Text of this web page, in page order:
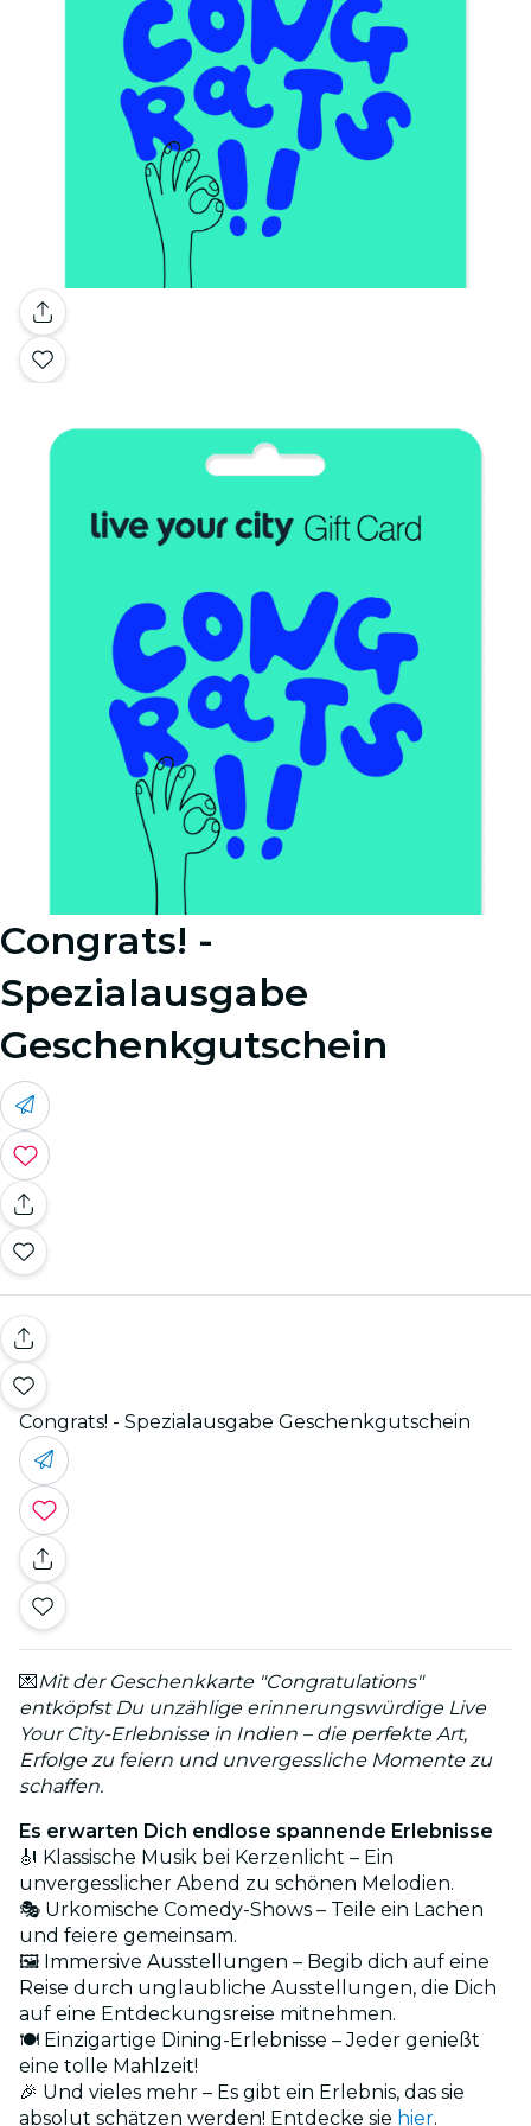
Congrats! -
Spezialausgabe
Geschenkgutschein
Congrats! - Spezialausgabe Geschenkgutschein
💌Mit der Geschenkkarte "Congratulations"
entköpfst Du unzählige erinnerungswürdige Live
Your City-Erlebnisse in Indien – die perfekte Art,
Erfolge zu feiern und unvergessliche Momente zu
schaffen.
Es erwarten Dich endlose spannende Erlebnisse
🎻 Klassische Musik bei Kerzenlicht – Ein
unvergesslicher Abend zu schönen Melodien.
🎭 Urkomische Comedy-Shows – Teile ein Lachen
und feiere gemeinsam.
🖼️ Immersive Ausstellungen – Begib dich auf eine
Reise durch unglaubliche Ausstellungen, die Dich
auf eine Entdeckungsreise mitnehmen.
🍽️ Einzigartige Dining-Erlebnisse – Jeder genießt
eine tolle Mahlzeit!
🎉 Und vieles mehr – Es gibt ein Erlebnis, das sie
absolut schätzen werden! Entdecke sie hier.